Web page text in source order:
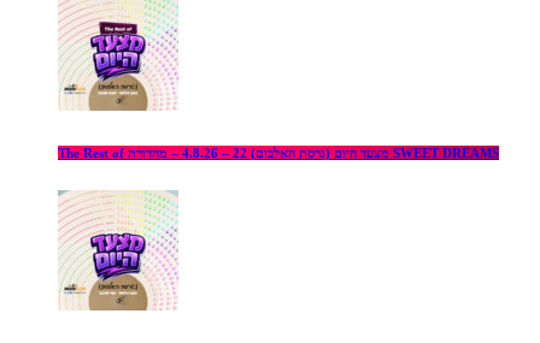
The Rest of מצעד היום (גרסת האלבום) 22 – 4.8.26 – מהדורת SWEET DREAMS